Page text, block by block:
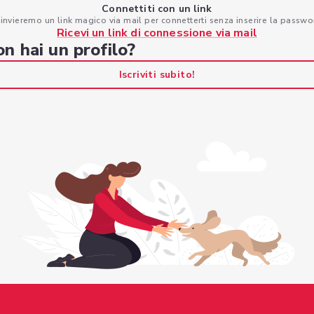
Connettiti con un link
un link magico via mail per connetterti senza inserire la
Ricevi un link di connessione via mail
hai un profilo?
Iscriviti subito!